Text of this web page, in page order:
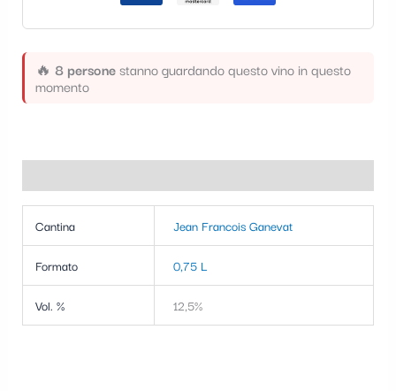
🔥 8 personestanno guardando questo vino in questo
momento
Cantina Jean Francois Ganevat
Formato 0,75 L
Vol. % 12,5%